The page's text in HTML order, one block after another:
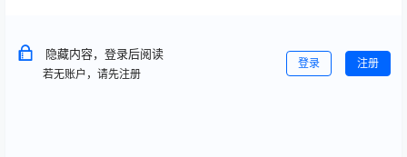
隐藏内容，登录后阅读
若无账户，请先注册
登录 注册